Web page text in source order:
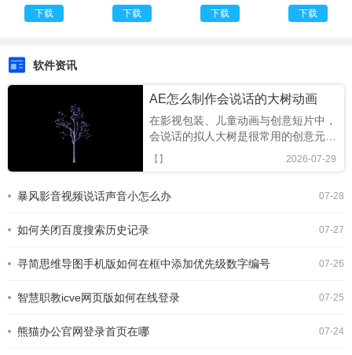
下载
Copy(安卓
轻松复
下载
盘助手最新
版
下载 下载
软件资讯
AE怎么制作会说话的大树动画
在影视包装、儿童动画与创意短片中，
会说话的拟人大树是很常用的创意元
素，用ae制作既能保证效果流畅，也
能适配不同场景需求，接下来从多个环
制作前首先要完成素材分层处理，建议
2026-07-29
【】
07-28
暴风影音视频说话声音小怎么办
07-27
如何关闭百度搜索历史记录
07-26
寻简思维导图手机版如何在框中添加优先级数字编号
07-25
智慧职教icve网页版如何在线登录
07-24
熊猫办公官网登录首页在哪